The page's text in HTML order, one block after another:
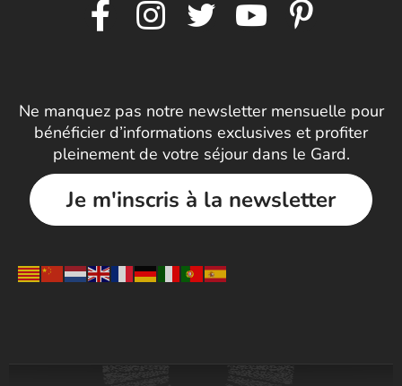
Ne manquez pas notre newsletter mensuelle pour
bénéficier d’informations exclusives et profiter
pleinement de votre séjour dans le Gard.
Je m'inscris à la newsletter